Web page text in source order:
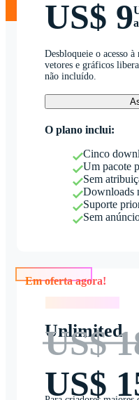
US$ 9
Desbloqueie o acesso à
vetores e gráficos
não incluído.
O plano inclui:
Cinco
Um pacote
Sem
Downloads
Suporte
Sem
Unlimited
US$
US$